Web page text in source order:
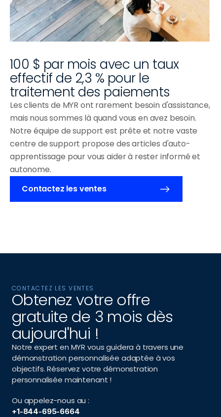
100 $ par mois avec un taux
effectif de 2,3 % pour le
traitement des paiements
Les clients de MYR ont rarement besoin d'assistance,
mais nous sommes là quand vous en avez besoin.
Notre équipe de support est prête et notre vaste
centre de support propose des articles d'auto-
apprentissage pour vous aider à rester informé et
autonome.
Contactez les ventes
CONTACTEZ LES VENTES
Obtenez votre offre
gratuite de 3 mois dès
aujourd'hui !
Notre expert en MYR vous guidera à travers une
démonstration personnalisée adaptée à vos
objectifs. Réservez votre démonstration
personnalisée maintenant !
Ou appelez-nous au :
+1-844-695-6664